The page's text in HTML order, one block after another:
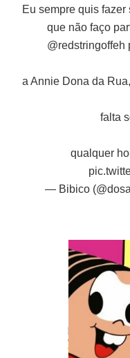
Eu sempre quis
que não faço
@redstringoffeh
a Annie Dona da
falta
qualquer
— Bibico